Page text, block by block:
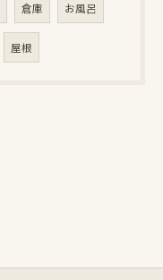
倉庫 お風呂
屋根